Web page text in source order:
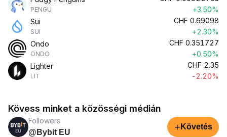
PENGU
+3.50%
Sui
SUI
CHF 0.69098
+2.30%
Ondo
ONDO
CHF 0.351727
+0.50%
Lighter
LIT
CHF 2.35
-2.20%
Kövess minket a közösségi médián
Followers
@Bybit EU
+ Követés